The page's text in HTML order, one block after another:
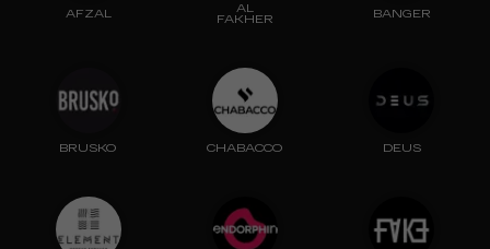
AFZAL
AL
FAKHER
BANGER
BRUSKO CHABACCO DEUS